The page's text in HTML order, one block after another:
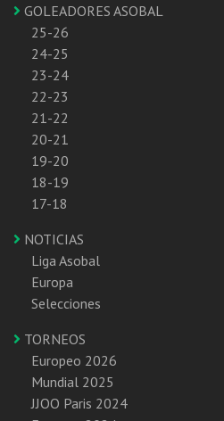
GOLEADORES ASOBAL
25-26
24-25
23-24
22-23
21-22
20-21
19-20
18-19
17-18
NOTICIAS
Liga Asobal
Europa
Selecciones
TORNEOS
Europeo 2026
Mundial 2025
JJOO Paris 2024